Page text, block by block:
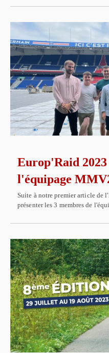
Europ'Raid 2023
l'équipage
Suite à notre premier article de
présenter les 3 membres de